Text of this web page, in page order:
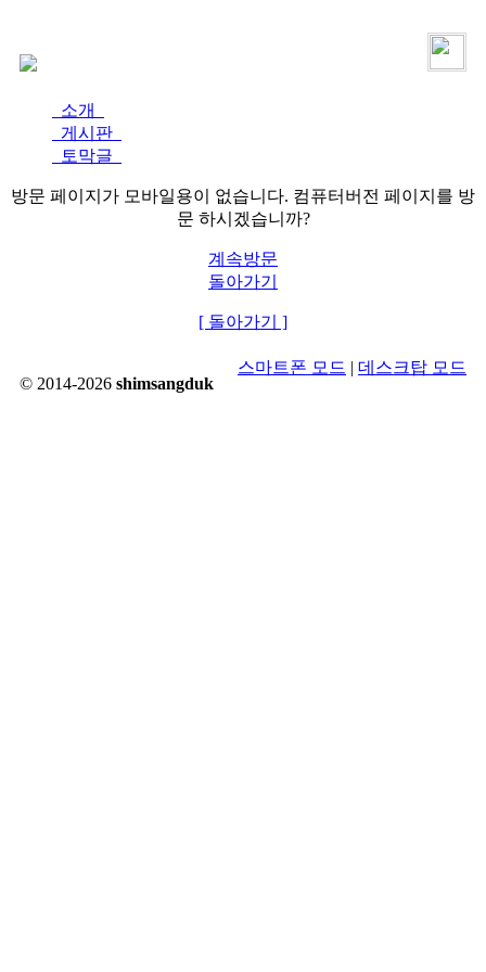
소개
게시판
토막글
방문 페이지가 모바일용이 없습니다. 컴퓨터버전 페이지를 방
문 하시겠습니까?
계속방문
돌아가기
[ 돌아가기 ]
© 2014-2026 shimsangduk
스마트폰 모드 | 데스크탑 모드